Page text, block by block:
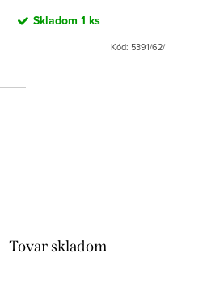
Skladom 1 ks
Kód: 5391/62/
Tovar skladom